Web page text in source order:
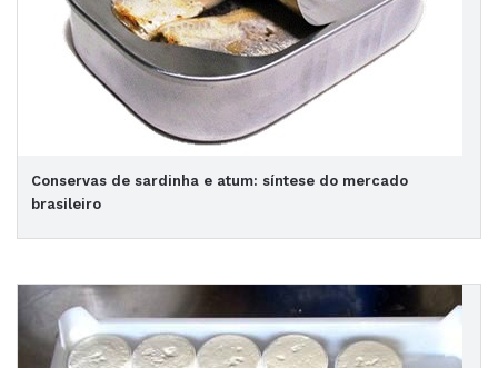
Conservas de sardinha e atum: síntese do mercado
brasileiro